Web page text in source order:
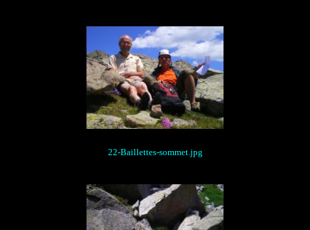
22-Baillettes-sommet.jpg